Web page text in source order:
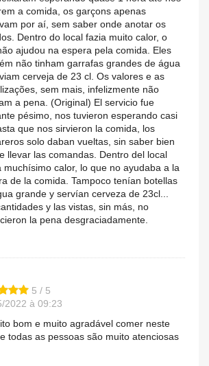
a comida, os garçons apenas
por aí, sem saber onde anotar os
Dentro do local fazia muito calor, o
ajudou na espera pela comida. Eles
não tinham garrafas grandes de água
cerveja de 23 cl. Os valores e as
sem mais, infelizmente não
a pena. (Original) El servicio fue
pésimo, nos tuvieron esperando casi
que nos sirvieron la comida, los
solo daban vueltas, sin saber bien
llevar las comandas. Dentro del local
muchísimo calor, lo que no ayudaba a la
de la comida. Tampoco tenían botellas
grande y servían cerveza de 23cl...
y las vistas, sin más, no
la pena desgraciadamente.
5 / 5
2022 à 09:23
bom e muito agradável comer neste
todas as pessoas são muito atenciosas